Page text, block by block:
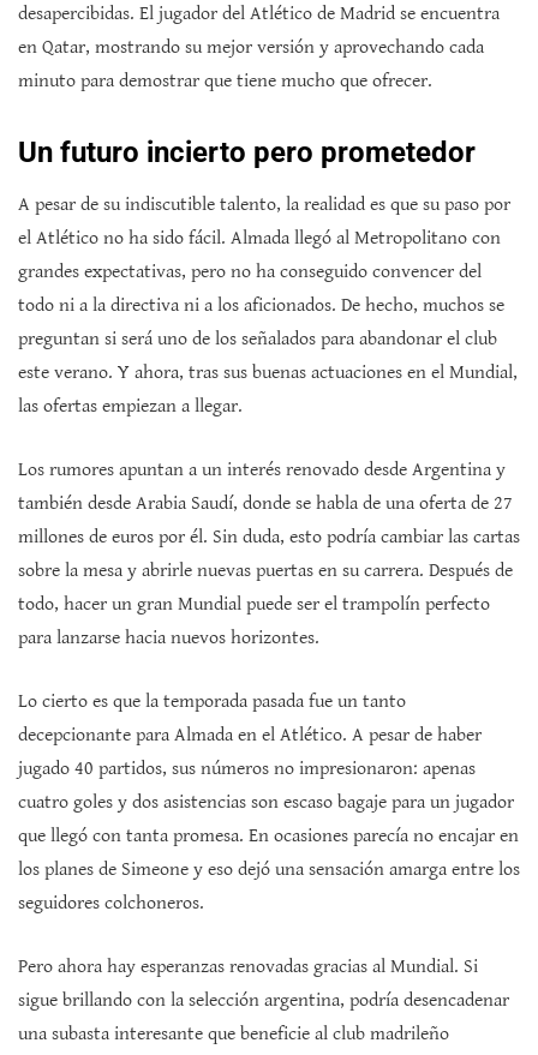
desapercibidas. El jugador del Atlético de Madrid se encuentra
en Qatar, mostrando su mejor versión y aprovechando cada
minuto para demostrar que tiene mucho que ofrecer.
Un futuro incierto pero prometedor
A pesar de su indiscutible talento, la realidad es que su paso por
el Atlético no ha sido fácil. Almada llegó al Metropolitano con
grandes expectativas, pero no ha conseguido convencer del
todo ni a la directiva ni a los aficionados. De hecho, muchos se
preguntan si será uno de los señalados para abandonar el club
este verano. Y ahora, tras sus buenas actuaciones en el Mundial,
las ofertas empiezan a llegar.
Los rumores apuntan a un interés renovado desde Argentina y
también desde Arabia Saudí, donde se habla de una oferta de 27
millones de euros por él. Sin duda, esto podría cambiar las cartas
sobre la mesa y abrirle nuevas puertas en su carrera. Después de
todo, hacer un gran Mundial puede ser el trampolín perfecto
para lanzarse hacia nuevos horizontes.
Lo cierto es que la temporada pasada fue un tanto
decepcionante para Almada en el Atlético. A pesar de haber
jugado 40 partidos, sus números no impresionaron: apenas
cuatro goles y dos asistencias son escaso bagaje para un jugador
que llegó con tanta promesa. En ocasiones parecía no encajar en
los planes de Simeone y eso dejó una sensación amarga entre los
seguidores colchoneros.
Pero ahora hay esperanzas renovadas gracias al Mundial. Si
sigue brillando con la selección argentina, podría desencadenar
una subasta interesante que beneficie al club madrileño